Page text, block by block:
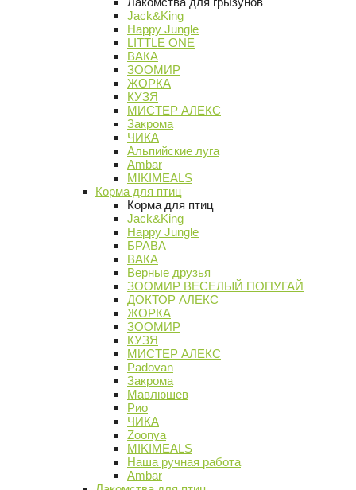
Jack&King
Happy Jungle
LITTLE ONE
ВАКА
ЗООМИР
ЖОРКА
КУЗЯ
МИСТЕР АЛЕКС
Закрома
ЧИКА
Альпийские луга
Ambar
MIKIMEALS
Корма для птиц
Корма для птиц
Jack&King
Happy Jungle
БРАВА
ВАКА
Верные друзья
ЗООМИР ВЕСЕЛЫЙ ПОПУГАЙ
ДОКТОР АЛЕКС
ЖОРКА
ЗООМИР
КУЗЯ
МИСТЕР АЛЕКС
Padovan
Закрома
Мавлюшев
Рио
ЧИКА
Zoonya
MIKIMEALS
Наша ручная работа
Ambar